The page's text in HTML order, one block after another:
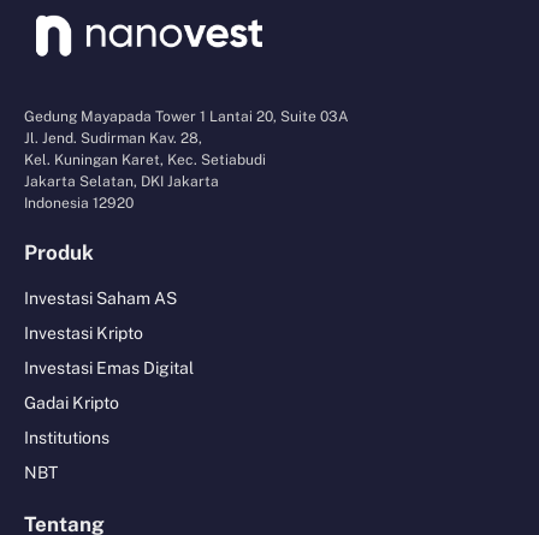
Gedung Mayapada Tower 1 Lantai 20, Suite 03A
Jl. Jend. Sudirman Kav. 28,
Kel. Kuningan Karet, Kec. Setiabudi
Jakarta Selatan, DKI Jakarta
Indonesia 12920
Produk
Investasi Saham AS
Investasi Kripto
Investasi Emas Digital
Gadai Kripto
Institutions
NBT
Tentang